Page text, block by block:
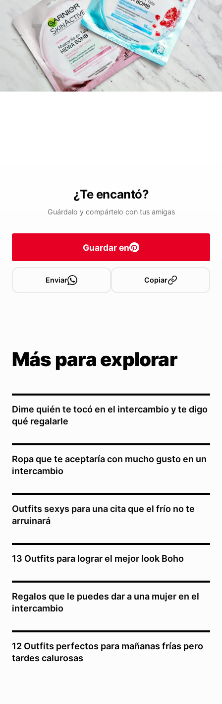
¿Te encantó?
Guárdalo y compártelo con tus amigas
Guardar en
Enviar Copiar
Más para explorar
Dime quién te tocó en el intercambio y te digo
qué regalarle
Ropa que te aceptaría con mucho gusto en un
intercambio
Outfits sexys para una cita que el frío no te
arruinará
13 Outfits para lograr el mejor look Boho
Regalos que le puedes dar a una mujer en el
intercambio
12 Outfits perfectos para mañanas frías pero
tardes calurosas